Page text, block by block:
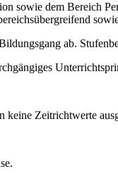
sowie dem Bereich
ab.
keine Zeitrichtwerte